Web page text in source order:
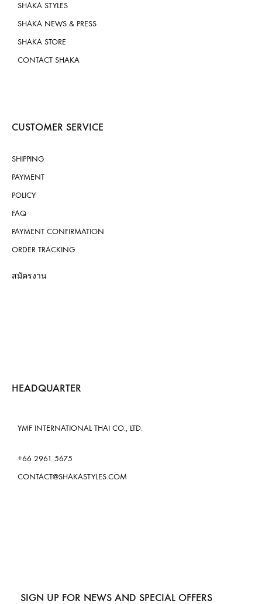
SHAKA STYLES
SHAKA NEWS & PRESS
SHAKA STORE
CONTACT SHAKA
CUSTOMER SERVICE
SHIPPING
PAYMENT
POLICY
FAQ
PAYMENT CONFIRMATION
ORDER TRACKING
สมัครงาน
HEADQUARTER
YMF INTERNATIONAL THAI CO., LTD.
+66 2961 5675
CONTACT@SHAKASTYLES.COM
SIGN UP FOR NEWS AND SPECIAL OFFERS